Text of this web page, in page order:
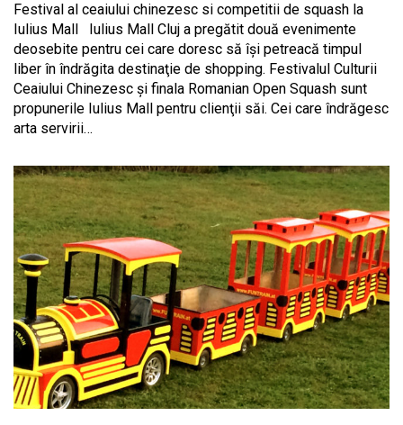
Festival al ceaiului chinezesc si competitii de squash la
Iulius Mall Iulius Mall Cluj a pregătit două evenimente
deosebite pentru cei care doresc să îşi petreacă timpul
liber în îndrăgita destinaţie de shopping. Festivalul Culturii
Ceaiului Chinezesc şi finala Romanian Open Squash sunt
propunerile Iulius Mall pentru clienţii săi. Cei care îndrăgesc
arta servirii…